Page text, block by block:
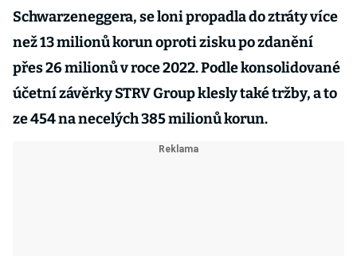
Schwarzeneggera, se loni propadla do ztráty více
než 13 milionů korun oproti zisku po zdanění
přes 26 milionů v roce 2022. Podle konsolidované
účetní závěrky STRV Group klesly také tržby, a to
ze 454 na necelých 385 milionů korun.